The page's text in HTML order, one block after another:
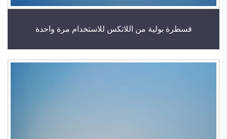
قسطرة بولية من اللاتكس للاستخدام مرة واحدة